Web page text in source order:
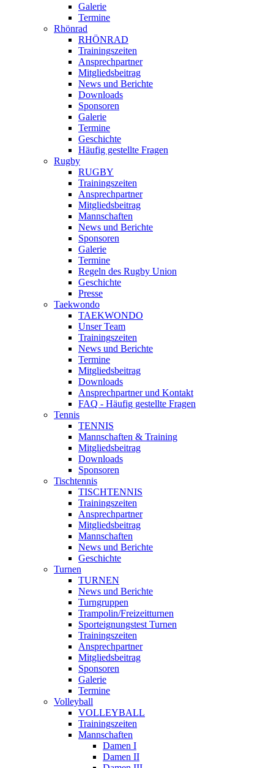
Galerie
Termine
Rhönrad
RHÖNRAD
Trainingszeiten
Ansprechpartner
Mitgliedsbeitrag
News und Berichte
Downloads
Sponsoren
Galerie
Termine
Geschichte
Häufig gestellte Fragen
Rugby
RUGBY
Trainingszeiten
Ansprechpartner
Mitgliedsbeitrag
Mannschaften
News und Berichte
Sponsoren
Galerie
Termine
Regeln des Rugby Union
Geschichte
Presse
Taekwondo
TAEKWONDO
Unser Team
Trainingszeiten
News und Berichte
Termine
Mitgliedsbeitrag
Downloads
Ansprechpartner und Kontakt
FAQ - Häufig gestellte Fragen
Tennis
TENNIS
Mannschaften & Training
Mitgliedsbeitrag
Downloads
Sponsoren
Tischtennis
TISCHTENNIS
Trainingszeiten
Ansprechpartner
Mitgliedsbeitrag
Mannschaften
News und Berichte
Geschichte
Turnen
TURNEN
News und Berichte
Turngruppen
Trampolin/Freizeitturnen
Sporteignungstest Turnen
Trainingszeiten
Ansprechpartner
Mitgliedsbeitrag
Sponsoren
Galerie
Termine
Volleyball
VOLLEYBALL
Trainingszeiten
Mannschaften
Damen I
Damen II